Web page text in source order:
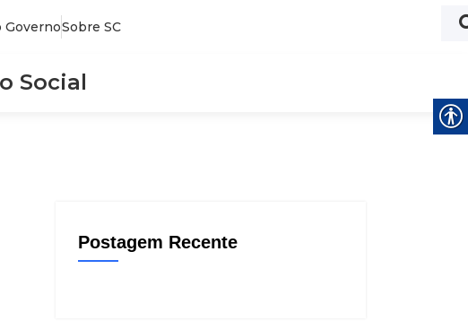
GovernoSobre SC
Social
Postagem Recente